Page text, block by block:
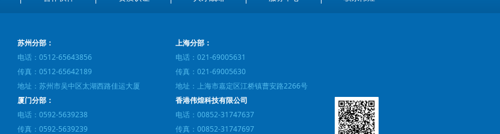
苏州分部：
电话：0512-65643856
传真：0512-65642189
地址：苏州市吴中区太湖西路佳运大厦
厦门分部：
电话：0592-5639238
传真：0592-5639239
上海分部：
电话：021-69005631
传真：021-69005630
地址：上海市嘉定区江桥镇曹安路2266号
香港伟煌科技有限公司
电话：00852-31747637
传真：00852-31747697